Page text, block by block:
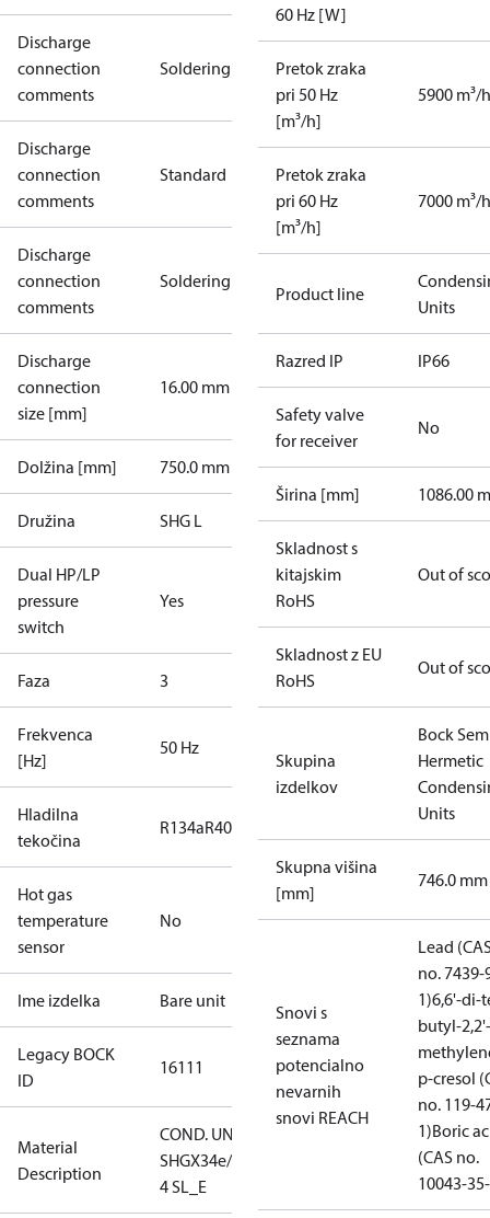
Discharge
connection
comments
Soldering
Discharge
connection
comments
Standard
Discharge
connection
comments
Soldering
Discharge
connection
size [mm]
16.00 mm
Dolžina [mm] 750.0 mm
Družina SHG L
Dual HP/LP
pressure
switch
Yes
Faza 3
Frekvenca
[Hz]
50 Hz
Hladilna
tekočina
R134aR404A
Hot gas
temperature
sensor
No
Ime izdelka Bare unit
Legacy BOCK
ID
16111
Material
Description
COND. UNIT
SHGX34e/255-
4 SL_E
60 Hz [W]
Pretok zraka
pri 50 Hz
[m³/h]
5900 m³/h
Pretok zraka
pri 60 Hz
[m³/h]
7000 m³/h
Product line
Units
Razred IP IP66
Safety valve
for receiver
No
Širina [mm] 1086.00
Skladnost s
kitajskim
RoHS
Out of
Skladnost z EU
RoHS
Out of
Skupina
izdelkov
Bock
Hermetic
Units
Skupna višina
[mm]
746.0 mm
Snovi s
seznama
potencialno
nevarnih
snovi REACH
Lead
no. 7439-
1)6,6'-di-
butyl-2,2'-
p-cresol
no. 119-
1)Boric
(CAS no.
10043-